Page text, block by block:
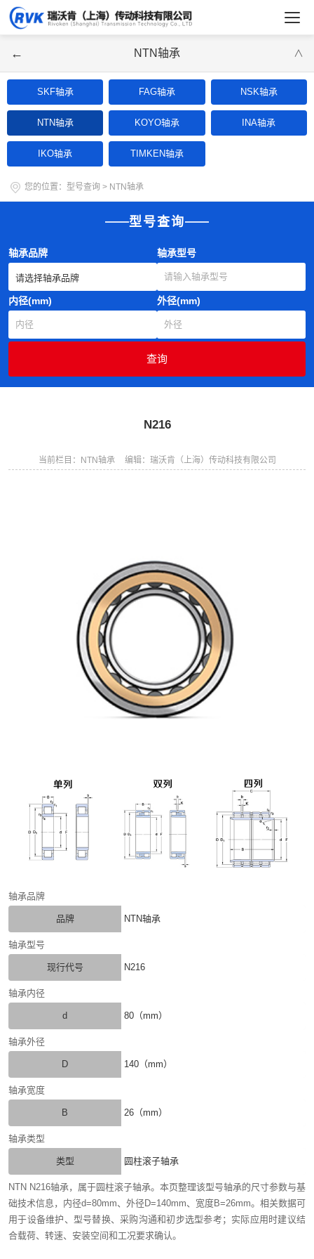
← NTN轴承 ∨
SKF轴承 FAG轴承 NSK轴承
NTN轴承 KOYO轴承 INA轴承
IKO轴承 TIMKEN轴承
您的位置： 型号查询 > NTN轴承
型号查询
轴承品牌 轴承型号
内径(mm) 外径(mm)
N216
当前栏目：NTN轴承 编辑：瑞沃肯（上海）传动科技有限公司
轴承品牌
品牌 NTN轴承
轴承型号
现行代号 N216
轴承内径
d 80（mm）
轴承外径
D 140（mm）
轴承宽度
B 26（mm）
轴承类型
类型 圆柱滚子轴承
NTN N216轴承，属于圆柱滚子轴承。本页整理该型号轴承的尺寸参数与基
础技术信息，内径d=80mm、外径D=140mm、宽度B=26mm。相关数据可
用于设备维护、型号替换、采购沟通和初步选型参考；实际应用时建议结
合载荷、转速、安装空间和工况要求确认。